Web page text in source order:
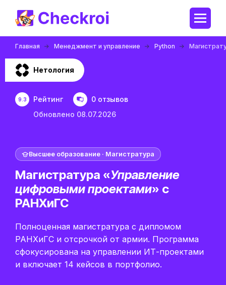
Главная Менеджмент и управление Python
Нетология
9.3 Рейтинг
0 отзывов
Обновлено 08.07.2026
Высшее образование · Магистратура
Магистратура «Управление
цифровыми проектами» с
РАНХиГС
Полноценная магистратура с дипломом
РАНХиГС и отсрочкой от армии. Программа
сфокусирована на управлении ИТ-проектами
и включает 14 кейсов в портфолио.